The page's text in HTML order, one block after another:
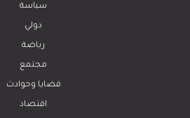
سياسة
دولي
رياضة
مجتمع
قضايا وحوادث
اقتصاد